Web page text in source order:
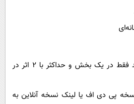
- هر شرکت‌کننده می‌تواند فقط در یک بخش و حداکثر با ۲ اثر در
پی دی اف یا لینک نسخه آنلاین به